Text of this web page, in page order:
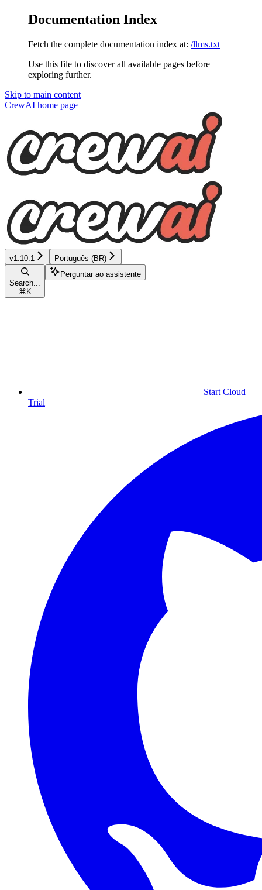
Documentation Index
Fetch the complete documentation index at: /llms.txt
Use this file to discover all available pages before
exploring further.
Skip to main content
CrewAI home page
v1.10.1 Português (BR)
Search...
⌘ K
Perguntar ao assistente
Start Cloud
Trial